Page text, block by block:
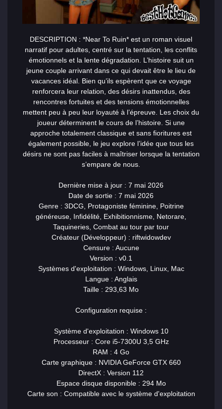
DESCRIPTION : *Near To Ruin* est un roman visuel
narratif pour adultes, centré sur la tentation, les conflits
émotionnels et la lente dégradation. L’histoire suit un
jeune couple arrivant dans ce qui devait être le lieu de
vacances idéal. Bien qu’ils espèrent que ce voyage
renforcera leur relation, des désirs inattendus, des
rencontres fortuites et des tensions émotionnelles
mettent peu à peu leur loyauté à l’épreuve. Les choix du
joueur déterminent le cours de l’histoire. Si une
approche totalement classique et sans fioritures est
également possible, le jeu explore l’idée que tous les
désirs ne sont pas faciles à maîtriser lorsque la tentation
s’empare de nous.
Dernière mise à jour : 7 mai 2026
Date de sortie : 7 mai 2026
Genre : 3DCG, Protagoniste féminine, Poitrine
généreuse, Infidélité, Exhibitionnisme, Netorare,
Taquineries, Combat au tour par tour
Créateur (Développeur) : riftwidowdev
Censure : Aucune
Version : v0.1
Systèmes d'exploitation : Windows, Linux, Mac
Langue : Anglais
Taille : 293,63 Mo
Configuration requise :
Système d'exploitation : Windows 10
Processeur : Core i5-7300U 3,5 GHz
RAM : 4 Go
Carte graphique : NVIDIA GeForce GTX 660
DirectX : Version 112
Espace disque disponible : 294 Mo
Carte son : Compatible avec le système d'exploitation